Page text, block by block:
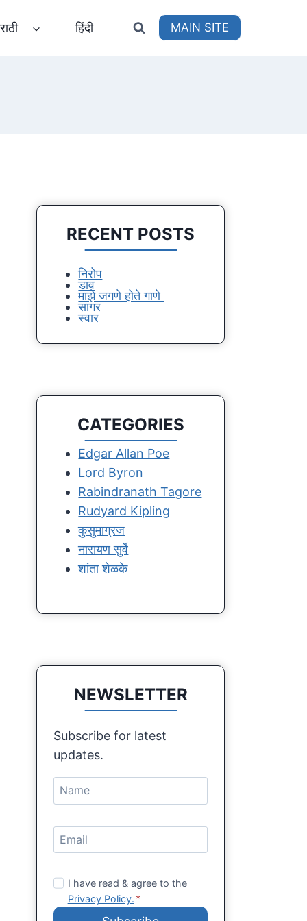
हिंदी MAIN SITE
RECENT POSTS
निरोप
डाव
माझे जगणे होते गाणे
सागर
स्वार
CATEGORIES
Edgar Allan Poe
Lord Byron
Rabindranath Tagore
Rudyard Kipling
कुसुमाग्रज
नारायण सुर्वे
शांता शेळके
NEWSLETTER
Subscribe for latest
updates.
I have read & agree to the
Privacy Policy. *